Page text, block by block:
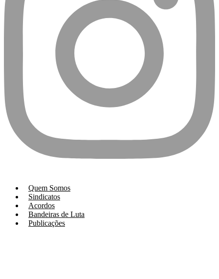
Quem Somos
Sindicatos
Acordos
Bandeiras de Luta
Publicações